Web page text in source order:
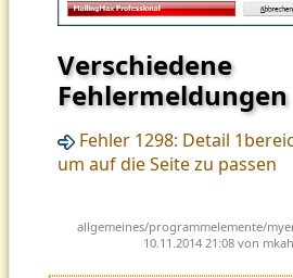
Verschiedene
Fehlermeldungen
Fehler 1298: Detail
um auf die Seite zu passen
allgemeines/programmelemente/
10.11.2014 21:08 von